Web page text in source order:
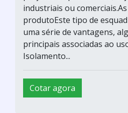
industriais ou
produtoEste tipo de
uma série de vantagens,
principais associadas ao
Isolamento...
Cotar agora